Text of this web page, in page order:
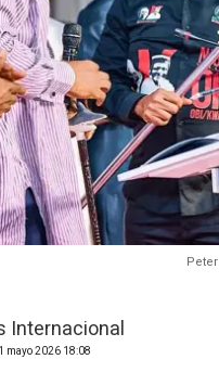
Internacional
mayo 2026 18:08